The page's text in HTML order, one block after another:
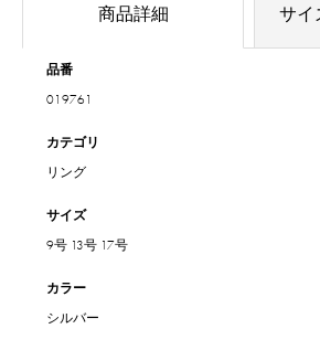
商品詳細 サイ
品番
019761
カテゴリ
リング
サイズ
9号 13号 17号
カラー
シルバー